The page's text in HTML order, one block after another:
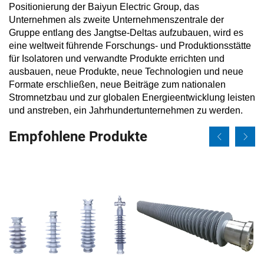
Positionierung der Baiyun Electric Group, das
Unternehmen als zweite Unternehmenszentrale der
Gruppe entlang des Jangtse-Deltas aufzubauen, wird es
eine weltweit führende Forschungs- und Produktionsstätte
für Isolatoren und verwandte Produkte errichten und
ausbauen, neue Produkte, neue Technologien und neue
Formate erschließen, neue Beiträge zum nationalen
Stromnetzbau und zur globalen Energieentwicklung leisten
und anstreben, ein Jahrhundertunternehmen zu werden.
Empfohlene Produkte